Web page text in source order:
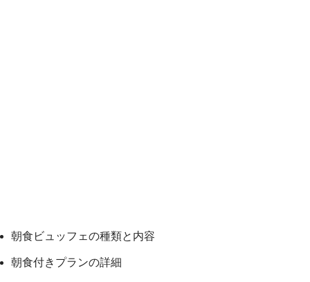
朝食ビュッフェの種類と内容
朝食付きプランの詳細